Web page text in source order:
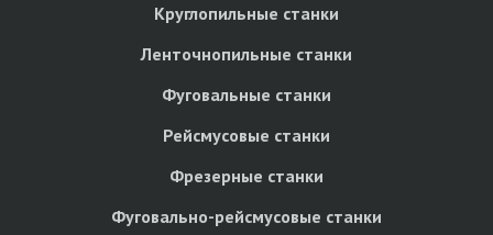
Круглопильные станки
Ленточнопильные станки
Фуговальные станки
Рейсмусовые станки
Фрезерные станки
Фуговально-рейсмусовые станки